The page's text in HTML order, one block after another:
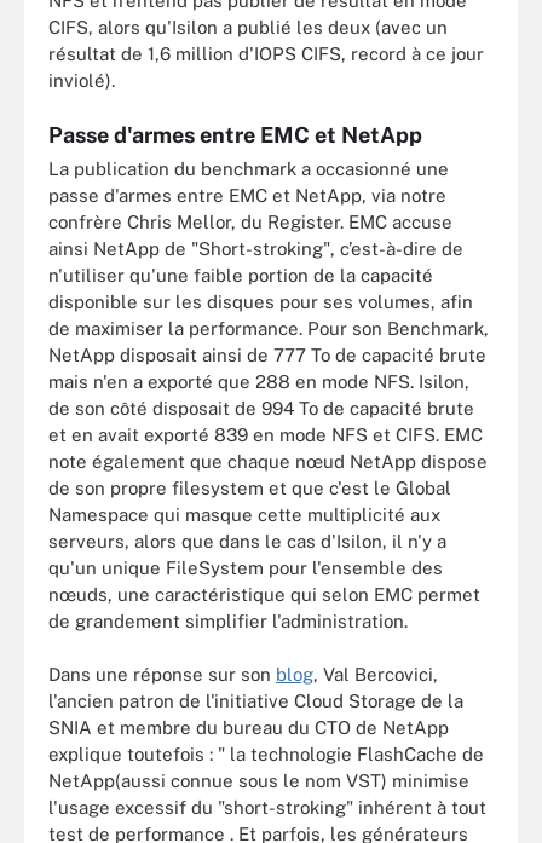
CIFS, alors qu'Isilon a publié les deux (avec un
résultat de 1,6 million d'IOPS CIFS, record à ce jour
inviolé).
Passe d'armes entre EMC et NetApp
La publication du benchmark a occasionné une
passe d'armes entre EMC et NetApp, via notre
confrère Chris Mellor, du Register. EMC accuse
ainsi NetApp de "Short-stroking", c’est-à-dire de
n'utiliser qu'une faible portion de la capacité
disponible sur les disques pour ses volumes, afin
de maximiser la performance. Pour son Benchmark,
NetApp disposait ainsi de 777 To de capacité brute
mais n'en a exporté que 288 en mode NFS. Isilon,
de son côté disposait de 994 To de capacité brute
et en avait exporté 839 en mode NFS et CIFS. EMC
note également que chaque nœud NetApp dispose
de son propre filesystem et que c'est le Global
Namespace qui masque cette multiplicité aux
serveurs, alors que dans le cas d'Isilon, il n'y a
qu'un unique FileSystem pour l'ensemble des
nœuds, une caractéristique qui selon EMC permet
de grandement simplifier l'administration.
Dans une réponse sur son blog, Val Bercovici,
l'ancien patron de l'initiative Cloud Storage de la
SNIA et membre du bureau du CTO de NetApp
explique toutefois : " la technologie FlashCache de
NetApp(aussi connue sous le nom VST) minimise
l'usage excessif du "short-stroking" inhérent à tout
test de performance . Et parfois, les générateurs